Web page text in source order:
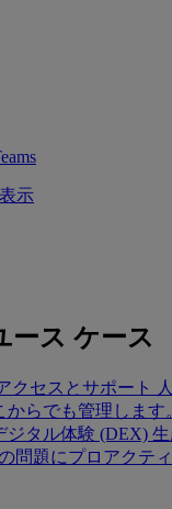
示
ース ケース
クセスとサポート
からでも管理します
ジタル体験 (DEX)
問題にプロアクテ